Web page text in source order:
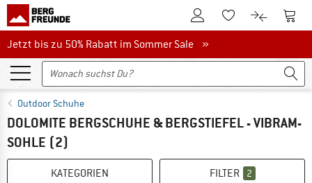
Zum KundenkontoZum Merkzettel.
Zum Zum
Jetzt bis zu 50% Rabatt im Sommer Sale
Jetzt bis zu 50% Rabatt im Sommer Sale »
Outdoor Schuhe
DOLOMITE BERGSCHUHE & BERGSTIEFEL - VIBRAM-
SOHLE (2)
KATEGORIEN FILTER 2